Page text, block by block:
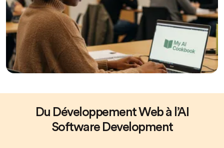
Du Développement Web à l’AI
Software Development